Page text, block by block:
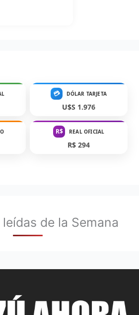
💳 DÓLAR TARJETA
U$S 1.976
R$ REAL OFICIAL
R$ 294
de la Semana